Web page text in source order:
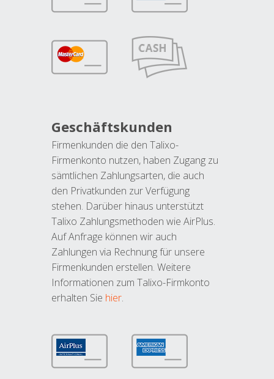
Geschäftskunden
Firmenkunden die den Talixo-
Firmenkonto nutzen, haben Zugang zu
sämtlichen Zahlungsarten, die auch
den Privatkunden zur Verfügung
stehen. Darüber hinaus unterstützt
Talixo Zahlungsmethoden wie AirPlus.
Auf Anfrage können wir auch
Zahlungen via Rechnung für unsere
Firmenkunden erstellen. Weitere
Informationen zum Talixo-Firmkonto
erhalten Sie hier.